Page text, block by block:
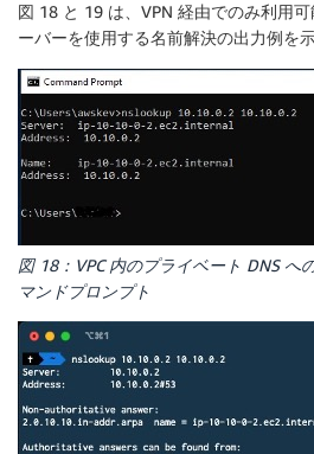
図 18 と 19 は、VPN 経由でのみ利用
ーバーを使用する名前解決の出力例を
図 18：VPC 内のプライベート DNS へ
マンドプロンプト